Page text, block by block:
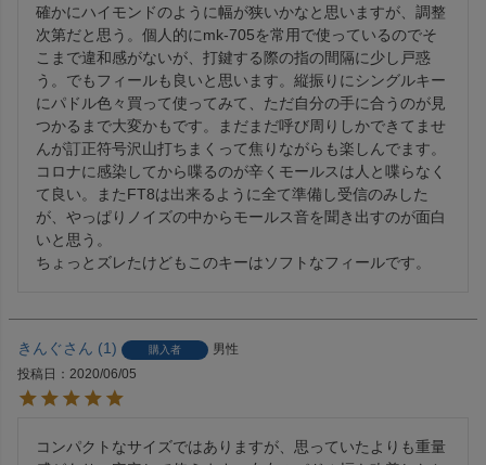
確かにハイモンドのように幅が狭いかなと思いますが、調整
次第だと思う。個人的にmk-705を常用で使っているのでそ
こまで違和感がないが、打鍵する際の指の間隔に少し戸惑
う。でもフィールも良いと思います。縦振りにシングルキー
にパドル色々買って使ってみて、ただ自分の手に合うのが見
つかるまで大変かもです。まだまだ呼び周りしかできてませ
んが訂正符号沢山打ちまくって焦りながらも楽しんでます。
コロナに感染してから喋るのが辛くモールスは人と喋らなく
て良い。またFT8は出来るように全て準備し受信のみした
が、やっぱりノイズの中からモールス音を聞き出すのが面白
いと思う。
ちょっとズレたけどもこのキーはソフトなフィールです。
きんぐ 1 購入者
男性
投稿日
2020/06/05
コンパクトなサイズではありますが、思っていたよりも重量